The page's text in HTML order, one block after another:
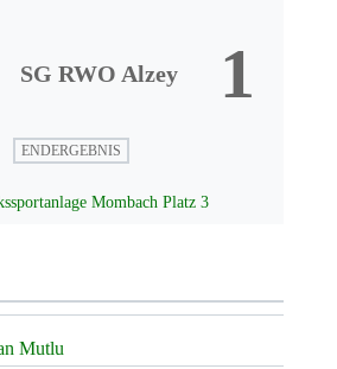
SG RWO Alzey 1
ENDERGEBNIS
Mombach Platz 3
Mutlu